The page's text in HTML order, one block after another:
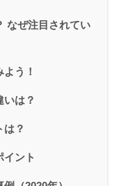
なぜ注目されてい
う！
いは？
は？
イント